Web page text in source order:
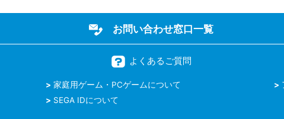
お問い合わせ窓口一覧
よくあるご質問
家庭用ゲーム・PCゲームについて
SEGA IDについて